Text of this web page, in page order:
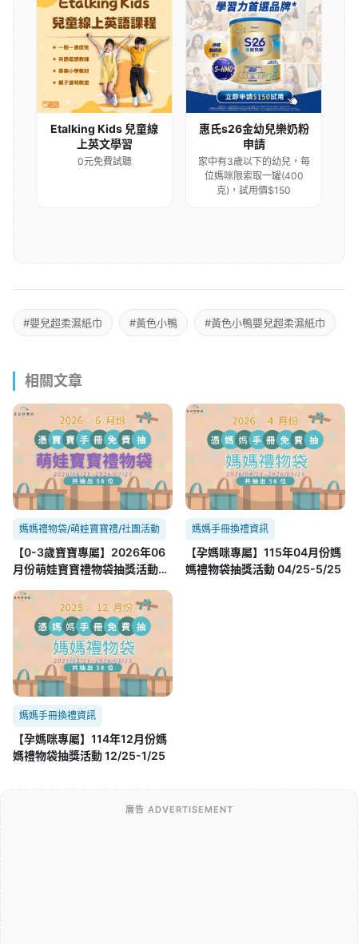
Etalking Kids 兒童線
上英文學習
0元免費試聽
惠氏s26金幼兒樂奶粉
申請
家中有3歲以下的幼兒，每
位媽咪限索取一罐(400
克)，試用價$150
#嬰兒超柔濕紙巾 #黃色小鴨 #黃色小鴨嬰兒超柔濕紙巾
相關文章
媽媽禮物袋/萌娃寶寶禮/社團活動
【0-3歲寶寶專屬】2026年06
月份萌娃寶寶禮物袋抽獎活動
媽媽手冊換禮資訊
【孕媽咪專屬】115年04月份媽
媽禮物袋抽獎活動 04/25-5/25
媽媽手冊換禮資訊
【孕媽咪專屬】114年12月份媽
媽禮物袋抽獎活動 12/25-1/25
廣告 ADVERTISEMENT